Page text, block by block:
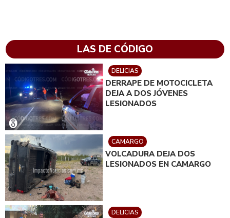
LAS DE CÓDIGO
DELICIAS
DERRAPE DE MOTOCICLETA
DEJA A DOS JÓVENES
LESIONADOS
CAMARGO
VOLCADURA DEJA DOS
LESIONADOS EN CAMARGO
DELICIAS